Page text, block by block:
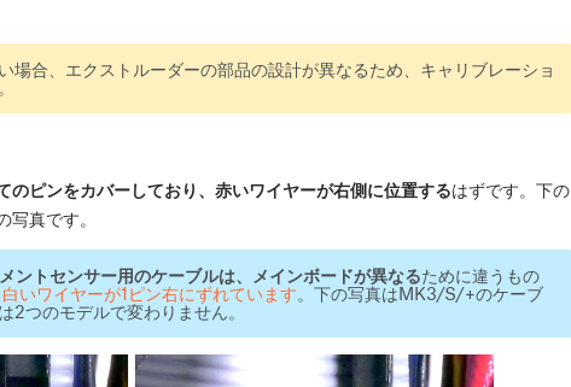
場合、エクストルーダーの部品の設計が異なるため、キャリブレーショ
のピンをカバーしており、赤いワイヤーが右側に位置するはずです。下の
真です。
トセンサー用のケーブルは、メインボードが異なるために違うもの
いワイヤーが1ピン右にずれています。下の写真はMK3/S/+のケーブ
2つのモデルで変わりません。